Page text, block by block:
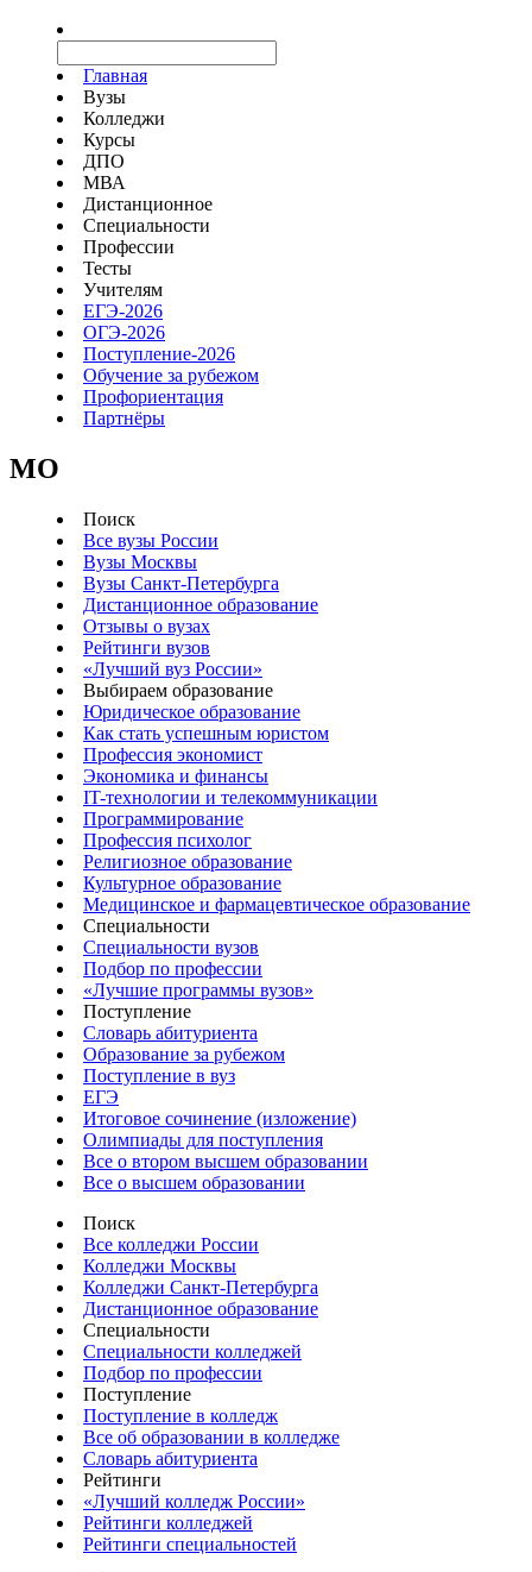
Главная
Вузы
Колледжи
Курсы
ДПО
МВА
Дистанционное
Специальности
Профессии
Тесты
Учителям
ЕГЭ-2026
ОГЭ-2026
Поступление-2026
Обучение за рубежом
Профориентация
Партнёры
MO
Поиск
Все вузы России
Вузы Москвы
Вузы Санкт-Петербурга
Дистанционное образование
Отзывы о вузах
Рейтинги вузов
«Лучший вуз России»
Выбираем образование
Юридическое образование
Как стать успешным юристом
Профессия экономист
Экономика и финансы
IT-технологии и телекоммуникации
Программирование
Профессия психолог
Религиозное образование
Культурное образование
Медицинское и фармацевтическое образование
Специальности
Специальности вузов
Подбор по профессии
«Лучшие программы вузов»
Поступление
Словарь абитуриента
Образование за рубежом
Поступление в вуз
ЕГЭ
Итоговое сочинение (изложение)
Олимпиады для поступления
Все о втором высшем образовании
Все о высшем образовании
Поиск
Все колледжи России
Колледжи Москвы
Колледжи Санкт-Петербурга
Дистанционное образование
Специальности
Специальности колледжей
Подбор по профессии
Поступление
Поступление в колледж
Все об образовании в колледже
Словарь абитуриента
Рейтинги
«Лучший колледж России»
Рейтинги колледжей
Рейтинги специальностей